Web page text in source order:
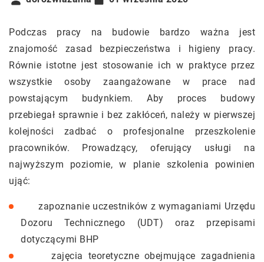
Podczas pracy na budowie bardzo ważna jest
znajomość zasad bezpieczeństwa i higieny pracy.
Równie istotne jest stosowanie ich w praktyce przez
wszystkie osoby zaangażowane w prace nad
powstającym budynkiem. Aby proces budowy
przebiegał sprawnie i bez zakłóceń, należy w pierwszej
kolejności zadbać o profesjonalne przeszkolenie
pracowników. Prowadzący, oferujący usługi na
najwyższym poziomie, w planie szkolenia powinien
ująć:
zapoznanie uczestników z wymaganiami Urzędu
Dozoru Technicznego (UDT) oraz przepisami
dotyczącymi BHP
zajęcia teoretyczne obejmujące zagadnienia